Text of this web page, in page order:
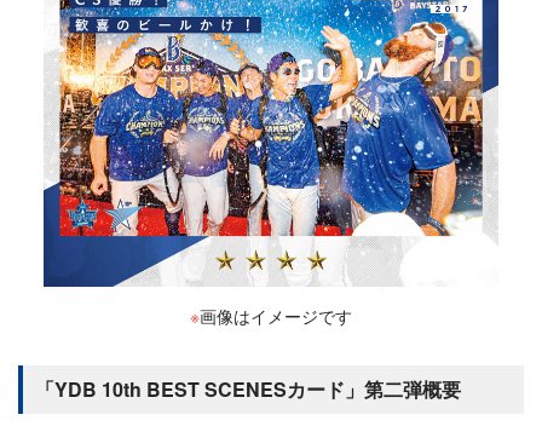
※画像はイメージです
「YDB 10th BEST SCENESカード」第二弾概要